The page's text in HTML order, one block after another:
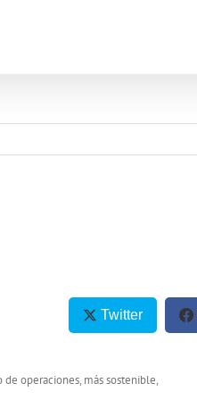
Twitter
operaciones, más sostenible,